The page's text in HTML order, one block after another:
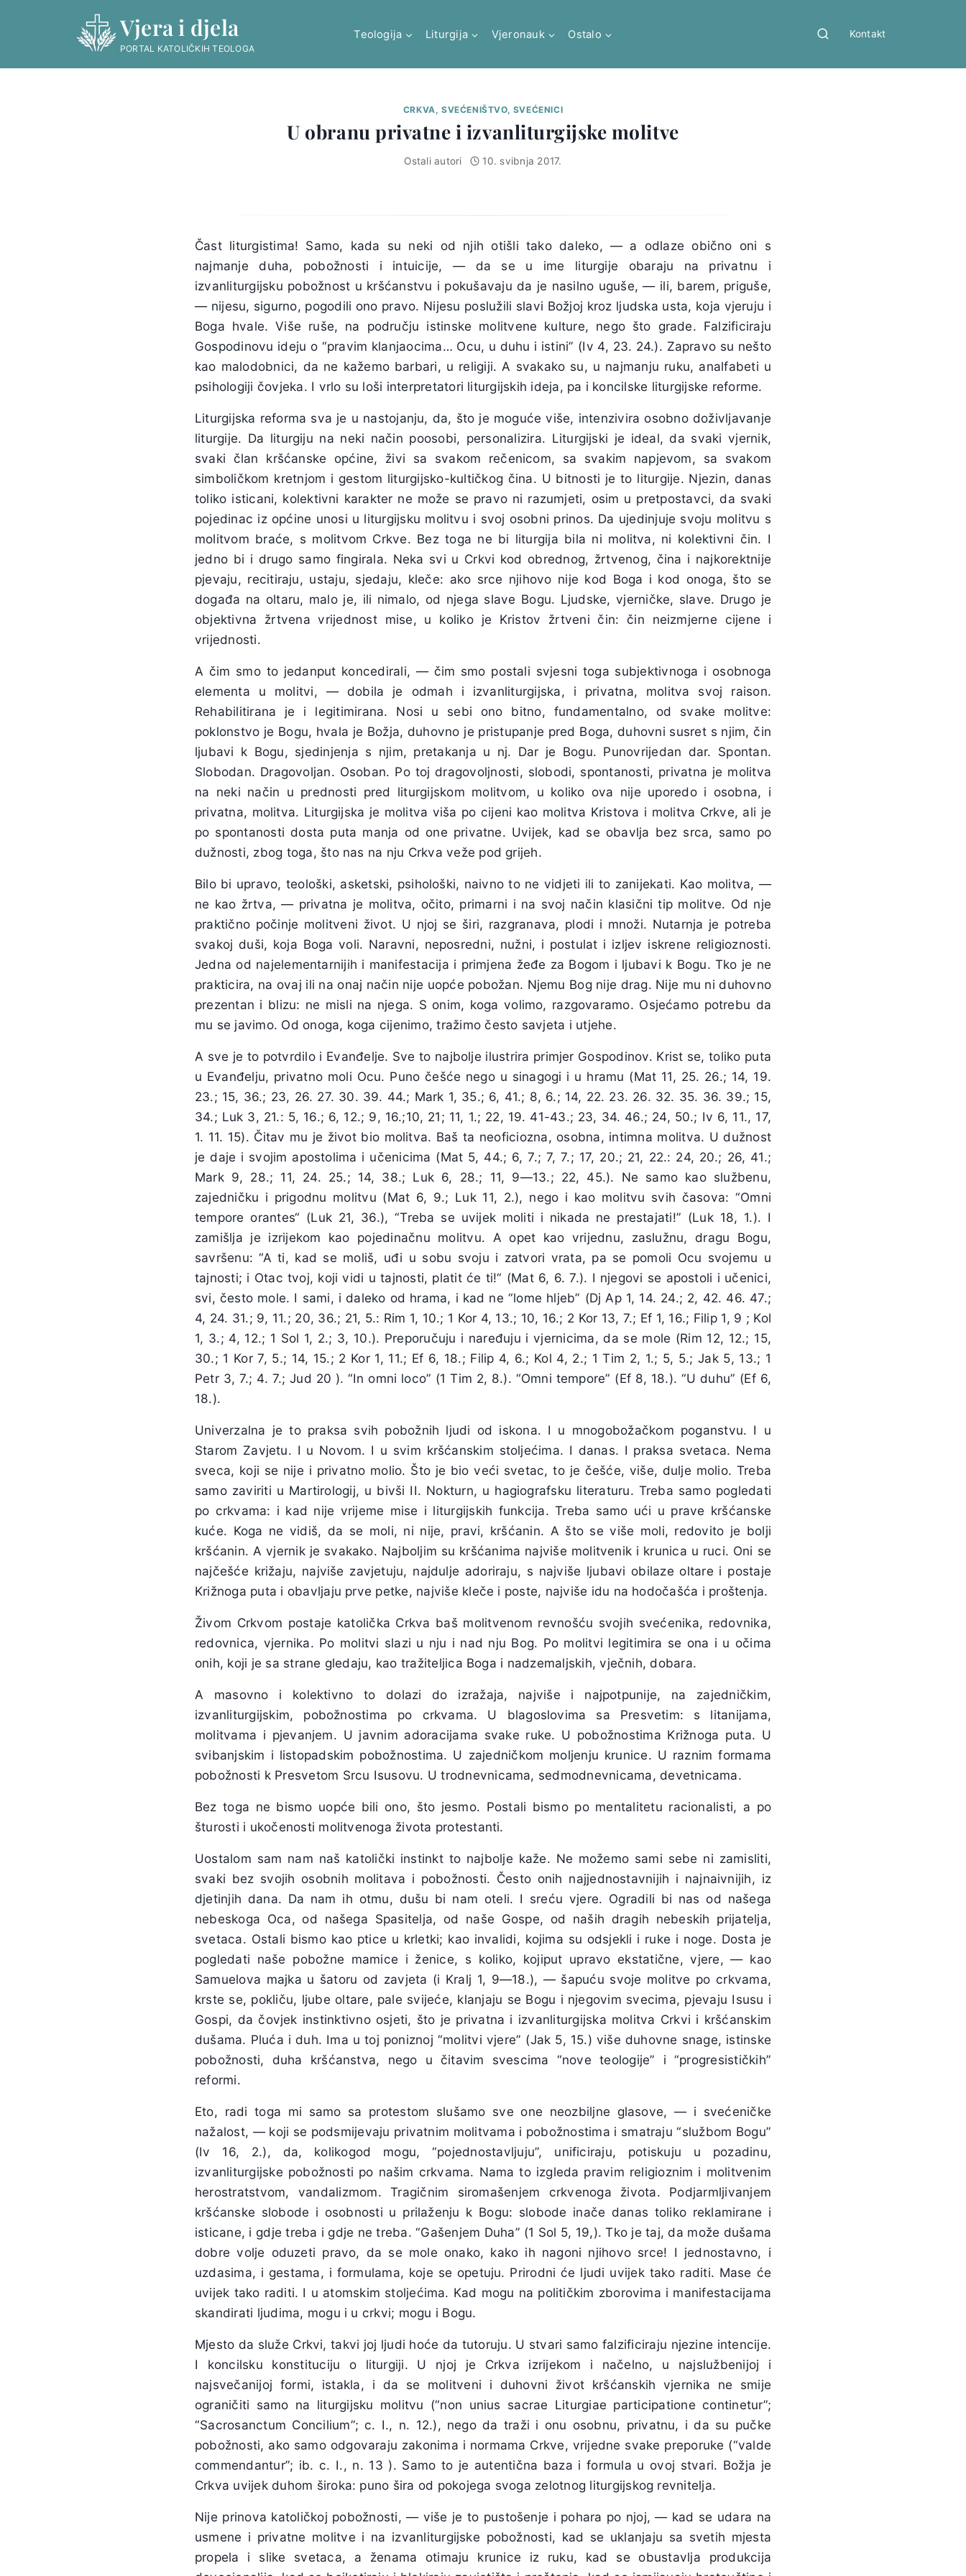
Vjera i djela
PORTAL KATOLIČKIH TEOLOGA
Teologija Liturgija Vjeronauk Ostalo Kontakt
CRKVA, SVEĆENIŠTVO, SVEĆENICI
U obranu privatne i izvanliturgijske molitve
Ostali autori 10. svibnja 2017.
Čast liturgistima! Samo, kada su neki od njih otišli tako daleko, — a odlaze obično oni s
najmanje duha, pobožnosti i intuicije, — da se u ime liturgije obaraju na privatnu i
izvanliturgijsku pobožnost u kršćanstvu i pokušavaju da je nasilno uguše, — ili, barem, priguše,
— nijesu, sigurno, pogodili ono pravo. Nijesu poslužili slavi Božjoj kroz ljudska usta, koja vjeruju i
Boga hvale. Više ruše, na području istinske molitvene kulture, nego što grade. Falzificiraju
Gospodinovu ideju o “pravim klanjaocima… Ocu, u duhu i istini” (Iv 4, 23. 24.). Zapravo su nešto
kao malodobnici, da ne kažemo barbari, u religiji. A svakako su, u najmanju ruku, analfabeti u
psihologiji čovjeka. I vrlo su loši interpretatori liturgijskih ideja, pa i koncilske liturgijske reforme.
Liturgijska reforma sva je u nastojanju, da, što je moguće više, intenzivira osobno doživljavanje
liturgije. Da liturgiju na neki način poosobi, personalizira. Liturgijski je ideal, da svaki vjernik,
svaki član kršćanske općine, živi sa svakom rečenicom, sa svakim napjevom, sa svakom
simboličkom kretnjom i gestom liturgijsko-kultičkog čina. U bitnosti je to liturgije. Njezin, danas
toliko isticani, kolektivni karakter ne može se pravo ni razumjeti, osim u pretpostavci, da svaki
pojedinac iz općine unosi u liturgijsku molitvu i svoj osobni prinos. Da ujedinjuje svoju molitvu s
molitvom braće, s molitvom Crkve. Bez toga ne bi liturgija bila ni molitva, ni kolektivni čin. I
jedno bi i drugo samo fingirala. Neka svi u Crkvi kod obrednog, žrtvenog, čina i najkorektnije
pjevaju, recitiraju, ustaju, sjedaju, kleče: ako srce njihovo nije kod Boga i kod onoga, što se
događa na oltaru, malo je, ili nimalo, od njega slave Bogu. Ljudske, vjerničke, slave. Drugo je
objektivna žrtvena vrijednost mise, u koliko je Kristov žrtveni čin: čin neizmjerne cijene i
vrijednosti.
A čim smo to jedanput koncedirali, — čim smo postali svjesni toga subjektivnoga i osobnoga
elementa u molitvi, — dobila je odmah i izvanliturgijska, i privatna, molitva svoj raison.
Rehabilitirana je i legitimirana. Nosi u sebi ono bitno, fundamentalno, od svake molitve:
poklonstvo je Bogu, hvala je Božja, duhovno je pristupanje pred Boga, duhovni susret s njim, čin
ljubavi k Bogu, sjedinjenja s njim, pretakanja u nj. Dar je Bogu. Punovrijedan dar. Spontan.
Slobodan. Dragovoljan. Osoban. Po toj dragovoljnosti, slobodi, spontanosti, privatna je molitva
na neki način u prednosti pred liturgijskom molitvom, u koliko ova nije uporedo i osobna, i
privatna, molitva. Liturgijska je molitva viša po cijeni kao molitva Kristova i molitva Crkve, ali je
po spontanosti dosta puta manja od one privatne. Uvijek, kad se obavlja bez srca, samo po
dužnosti, zbog toga, što nas na nju Crkva veže pod grijeh.
Bilo bi upravo, teološki, asketski, psihološki, naivno to ne vidjeti ili to zanijekati. Kao molitva, —
ne kao žrtva, — privatna je molitva, očito, primarni i na svoj način klasični tip molitve. Od nje
praktično počinje molitveni život. U njoj se širi, razgranava, plodi i množi. Nutarnja je potreba
svakoj duši, koja Boga voli. Naravni, neposredni, nužni, i postulat i izljev iskrene religioznosti.
Jedna od najelementarnijih i manifestacija i primjena žeđe za Bogom i ljubavi k Bogu. Tko je ne
prakticira, na ovaj ili na onaj način nije uopće pobožan. Njemu Bog nije drag. Nije mu ni duhovno
prezentan i blizu: ne misli na njega. S onim, koga volimo, razgovaramo. Osjećamo potrebu da
mu se javimo. Od onoga, koga cijenimo, tražimo često savjeta i utjehe.
A sve je to potvrdilo i Evanđelje. Sve to najbolje ilustrira primjer Gospodinov. Krist se, toliko puta
u Evanđelju, privatno moli Ocu. Puno češće nego u sinagogi i u hramu (Mat 11, 25. 26.; 14, 19.
23.; 15, 36.; 23, 26. 27. 30. 39. 44.; Mark 1, 35.; 6, 41.; 8, 6.; 14, 22. 23. 26. 32. 35. 36. 39.; 15,
34.; Luk 3, 21.: 5, 16.; 6, 12.; 9, 16.;10, 21; 11, 1.; 22, 19. 41-43.; 23, 34. 46.; 24, 50.; Iv 6, 11., 17,
1. 11. 15). Čitav mu je život bio molitva. Baš ta neoficiozna, osobna, intimna molitva. U dužnost
je daje i svojim apostolima i učenicima (Mat 5, 44.; 6, 7.; 7, 7.; 17, 20.; 21, 22.: 24, 20.; 26, 41.;
Mark 9, 28.; 11, 24. 25.; 14, 38.; Luk 6, 28.; 11, 9—13.; 22, 45.). Ne samo kao službenu,
zajedničku i prigodnu molitvu (Mat 6, 9.; Luk 11, 2.), nego i kao molitvu svih časova: “Omni
tempore orantes“ (Luk 21, 36.), “Treba se uvijek moliti i nikada ne prestajati!” (Luk 18, 1.). I
zamišlja je izrijekom kao pojedinačnu molitvu. A opet kao vrijednu, zaslužnu, dragu Bogu,
savršenu: “A ti, kad se moliš, uđi u sobu svoju i zatvori vrata, pa se pomoli Ocu svojemu u
tajnosti; i Otac tvoj, koji vidi u tajnosti, platit će ti!“ (Mat 6, 6. 7.). I njegovi se apostoli i učenici,
svi, često mole. I sami, i daleko od hrama, i kad ne “lome hljeb” (Dj Ap 1, 14. 24.; 2, 42. 46. 47.;
4, 24. 31.; 9, 11.; 20, 36.; 21, 5.: Rim 1, 10.; 1 Kor 4, 13.; 10, 16.; 2 Kor 13, 7.; Ef 1, 16.; Filip 1, 9 ; Kol
1, 3.; 4, 12.; 1 Sol 1, 2.; 3, 10.). Preporučuju i naređuju i vjernicima, da se mole (Rim 12, 12.; 15,
30.; 1 Kor 7, 5.; 14, 15.; 2 Kor 1, 11.; Ef 6, 18.; Filip 4, 6.; Kol 4, 2.; 1 Tim 2, 1.; 5, 5.; Jak 5, 13.; 1
Petr 3, 7.; 4. 7.; Jud 20 ). “In omni loco” (1 Tim 2, 8.). “Omni tempore” (Ef 8, 18.). “U duhu” (Ef 6,
18.).
Univerzalna je to praksa svih pobožnih ljudi od iskona. I u mnogobožačkom poganstvu. I u
Starom Zavjetu. I u Novom. I u svim kršćanskim stoljećima. I danas. I praksa svetaca. Nema
sveca, koji se nije i privatno molio. Što je bio veći svetac, to je češće, više, dulje molio. Treba
samo zaviriti u Martirologij, u bivši II. Nokturn, u hagiografsku literaturu. Treba samo pogledati
po crkvama: i kad nije vrijeme mise i liturgijskih funkcija. Treba samo ući u prave kršćanske
kuće. Koga ne vidiš, da se moli, ni nije, pravi, kršćanin. A što se više moli, redovito je bolji
kršćanin. A vjernik je svakako. Najboljim su kršćanima najviše molitvenik i krunica u ruci. Oni se
najčešće križaju, najviše zavjetuju, najdulje adoriraju, s najviše ljubavi obilaze oltare i postaje
Križnoga puta i obavljaju prve petke, najviše kleče i poste, najviše idu na hodočašća i proštenja.
Živom Crkvom postaje katolička Crkva baš molitvenom revnošću svojih svećenika, redovnika,
redovnica, vjernika. Po molitvi slazi u nju i nad nju Bog. Po molitvi legitimira se ona i u očima
onih, koji je sa strane gledaju, kao tražiteljica Boga i nadzemaljskih, vječnih, dobara.
A masovno i kolektivno to dolazi do izražaja, najviše i najpotpunije, na zajedničkim,
izvanliturgijskim, pobožnostima po crkvama. U blagoslovima sa Presvetim: s litanijama,
molitvama i pjevanjem. U javnim adoracijama svake ruke. U pobožnostima Križnoga puta. U
svibanjskim i listopadskim pobožnostima. U zajedničkom moljenju krunice. U raznim formama
pobožnosti k Presvetom Srcu Isusovu. U trodnevnicama, sedmodnevnicama, devetnicama.
Bez toga ne bismo uopće bili ono, što jesmo. Postali bismo po mentalitetu racionalisti, a po
šturosti i ukočenosti molitvenoga života protestanti.
Uostalom sam nam naš katolički instinkt to najbolje kaže. Ne možemo sami sebe ni zamisliti,
svaki bez svojih osobnih molitava i pobožnosti. Često onih najjednostavnijih i najnaivnijih, iz
djetinjih dana. Da nam ih otmu, dušu bi nam oteli. I sreću vjere. Ogradili bi nas od našega
nebeskoga Oca, od našega Spasitelja, od naše Gospe, od naših dragih nebeskih prijatelja,
svetaca. Ostali bismo kao ptice u krletki; kao invalidi, kojima su odsjekli i ruke i noge. Dosta je
pogledati naše pobožne mamice i ženice, s koliko, kojiput upravo ekstatične, vjere, — kao
Samuelova majka u šatoru od zavjeta (i Kralj 1, 9—18.), — šapuću svoje molitve po crkvama,
krste se, pokliču, ljube oltare, pale svijeće, klanjaju se Bogu i njegovim svecima, pjevaju Isusu i
Gospi, da čovjek instinktivno osjeti, što je privatna i izvanliturgijska molitva Crkvi i kršćanskim
dušama. Pluća i duh. Ima u toj poniznoj “molitvi vjere” (Jak 5, 15.) više duhovne snage, istinske
pobožnosti, duha kršćanstva, nego u čitavim svescima “nove teologije” i “progresističkih”
reformi.
Eto, radi toga mi samo sa protestom slušamo sve one neozbiljne glasove, — i svećeničke
nažalost, — koji se podsmijevaju privatnim molitvama i pobožnostima i smatraju “službom Bogu”
(Iv 16, 2.), da, kolikogod mogu, “pojednostavljuju”, unificiraju, potiskuju u pozadinu,
izvanliturgijske pobožnosti po našim crkvama. Nama to izgleda pravim religioznim i molitvenim
herostratstvom, vandalizmom. Tragičnim siromašenjem crkvenoga života. Podjarmljivanjem
kršćanske slobode i osobnosti u prilaženju k Bogu: slobode inače danas toliko reklamirane i
isticane, i gdje treba i gdje ne treba. “Gašenjem Duha” (1 Sol 5, 19,). Tko je taj, da može dušama
dobre volje oduzeti pravo, da se mole onako, kako ih nagoni njihovo srce! I jednostavno, i
uzdasima, i gestama, i formulama, koje se opetuju. Prirodni će ljudi uvijek tako raditi. Mase će
uvijek tako raditi. I u atomskim stoljećima. Kad mogu na političkim zborovima i manifestacijama
skandirati ljudima, mogu i u crkvi; mogu i Bogu.
Mjesto da služe Crkvi, takvi joj ljudi hoće da tutoruju. U stvari samo falzificiraju njezine intencije.
I koncilsku konstituciju o liturgiji. U njoj je Crkva izrijekom i načelno, u najslužbenijoj i
najsvečanijoj formi, istakla, i da se molitveni i duhovni život kršćanskih vjernika ne smije
ograničiti samo na liturgijsku molitvu (“non unius sacrae Liturgiae participatione continetur”;
“Sacrosanctum Concilium”; c. I., n. 12.), nego da traži i onu osobnu, privatnu, i da su pučke
pobožnosti, ako samo odgovaraju zakonima i normama Crkve, vrijedne svake preporuke (“valde
commendantur”; ib. c. I., n. 13 ). Samo to je autentična baza i formula u ovoj stvari. Božja je
Crkva uvijek duhom široka: puno šira od pokojega svoga zelotnog liturgijskog revnitelja.
Nije prinova katoličkoj pobožnosti, — više je to pustošenje i pohara po njoj, — kad se udara na
usmene i privatne molitve i na izvanliturgijske pobožnosti, kad se uklanjaju sa svetih mjesta
propela i slike svetaca, a ženama otimaju krunice iz ruku, kad se obustavlja produkcija